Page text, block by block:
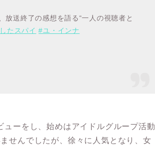
放送終了の感想を語る“一人の視聴者と
たスパイ #ユ・インナ
ーをし、始めはアイドルグループ活動
せんでしたが、徐々に人気となり、女